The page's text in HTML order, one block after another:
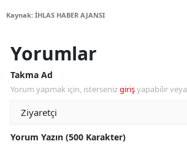
Kaynak: İHLAS HABER AJANSI
Yorumlar
Takma Ad
Yorum yapmak için, istersenizgirişyapabilir veya
Yorum Yazın (500 Karakter)